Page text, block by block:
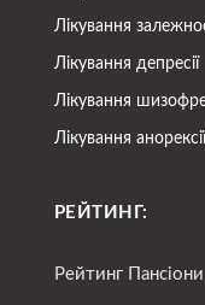
Лікування
Лікування депресії
Лікування
Лікування
РЕЙТИНГ:
Рейтинг